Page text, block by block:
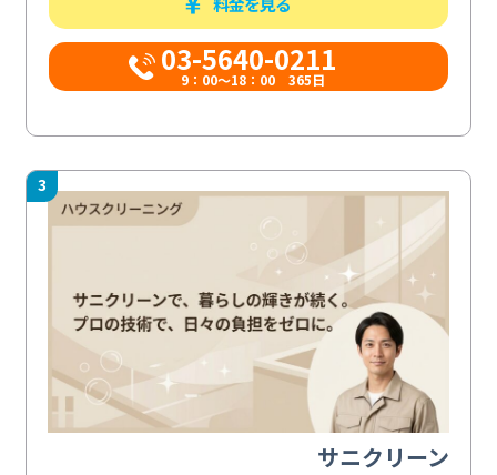
03-5640-0211
9：00～18：00 365日
3
サニクリーン